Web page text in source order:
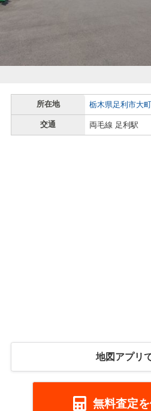
所在地 栃木県足利市大
交通 両毛線 足利駅
地図アプリ
無料査定